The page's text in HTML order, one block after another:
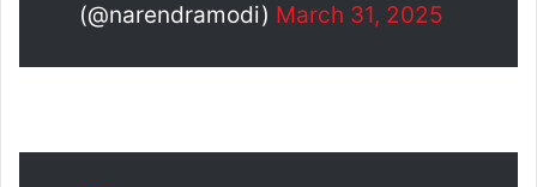
(@narendramodi) March 31, 2025